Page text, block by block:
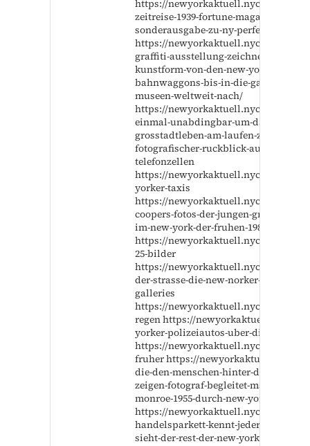
https://newyorkaktuell.nyc/
zeitreise-1939-fortune-magazin-
sonderausgabe-zu-ny-perfekte-
https://newyorkaktuell.nyc/new-york-
graffiti-ausstellung-zeichnet-weg-der-
kunstform-von-den-new-yorker-u-
bahnwaggons-bis-in-die-galerien-
museen-weltweit-nach/
https://newyorkaktuell.nyc/sie-
einmal-unabdingbar-um-das-
grosstadtleben-am-laufen-zu-halten-
fotografischer-ruckblick-auf-new-
telefonzellen
https://newyorkaktuell.nyc/alte-new-
yorker-taxis
https://newyorkaktuell.nyc/martha-
coopers-fotos-der-jungen-graffiti-
im-new-york-der-fruhen-1980er-jahre-
https://newyorkaktuell.nyc/times-
25-bilder
https://newyorkaktuell.nyc/kunst-auf-
der-strasse-die-new-norker-street-art-
galleries
https://newyorkaktuell.nyc/new-
regen https://newyorkaktuell.nyc/
yorker-polizeiautos-uber-die-jahre
https://newyorkaktuell.nyc/
fruher https://newyorkaktuell.nyc/
die-den-menschen-hinter-dem-image-
zeigen-fotograf-begleitet-marilyn-
monroe-1955-durch-new-york
https://newyorkaktuell.nyc/das-
handelsparkett-kennt-jeder-aber-wie-
sieht-der-rest-der-new-yorker-borse-